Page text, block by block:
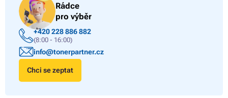
Rádce
pro výběr
+420 228 886 882
(8:00 - 16:00)
info@tonerpartner.cz
Chci se zeptat